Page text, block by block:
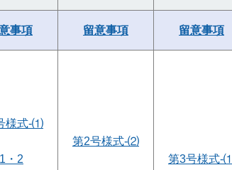
事項 留意事項 留意事項
様式-⑴
・2
第2号様式-⑵
第3号様式-